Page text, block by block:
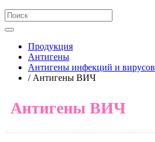
Продукция
Антигены
Антигены инфекций и вирусов
/ Антигены ВИЧ
Антигены ВИЧ